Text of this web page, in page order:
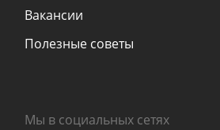
Вакансии
Полезные советы
Мы в социальных сетях